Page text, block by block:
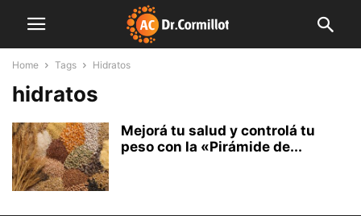
Home Tags Hidratos
hidratos
Mejorá tu salud y controlá tu
peso con la «Pirámide de...